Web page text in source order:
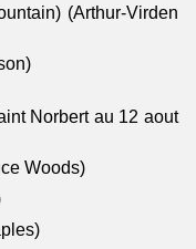
(Arthur-Virden
Norbert au 12 aout
Woods)